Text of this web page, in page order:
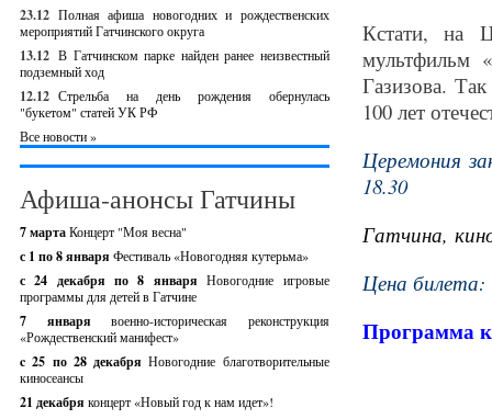
23.12 Полная афиша новогодних и рождественских
мероприятий Гатчинского округа
13.12 В Гатчинском парке найден ранее неизвестный
подземный ход
12.12 Стрельба на день рождения обернулась
"букетом" статей УК РФ
Все новости »
Афиша-анонсы Гатчины
7 мартаКонцерт "Моя весна"
с 1 по 8 января Фестиваль «Новогодняя кутерьма»
с 24 декабря по 8 январяНовогодние игровые
программы для детей в Гатчине
7 январявоенно-историческая реконструкция
«Рождественский манифест»
c 25 по 28 декабряНовогодние благотворительные
киносеансы
21 декабря концерт «Новый год к нам идет»!
Кстати, на
мультфильм
Газизова.
100 лет
Церемония
18.30
Гатчина,
Цена билета:
Программа